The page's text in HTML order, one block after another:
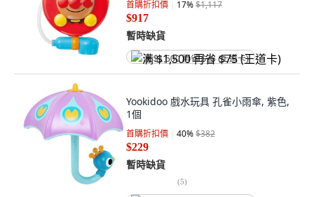
首購折扣價 17%$1,117
$917
暫時缺貨
满 $1,500 再省 $75 (王道卡)
Yookidoo 戲水玩具 孔雀小雨傘, 紫色,
1個
首購折扣價 40%$382
$229
暫時缺貨
(5)